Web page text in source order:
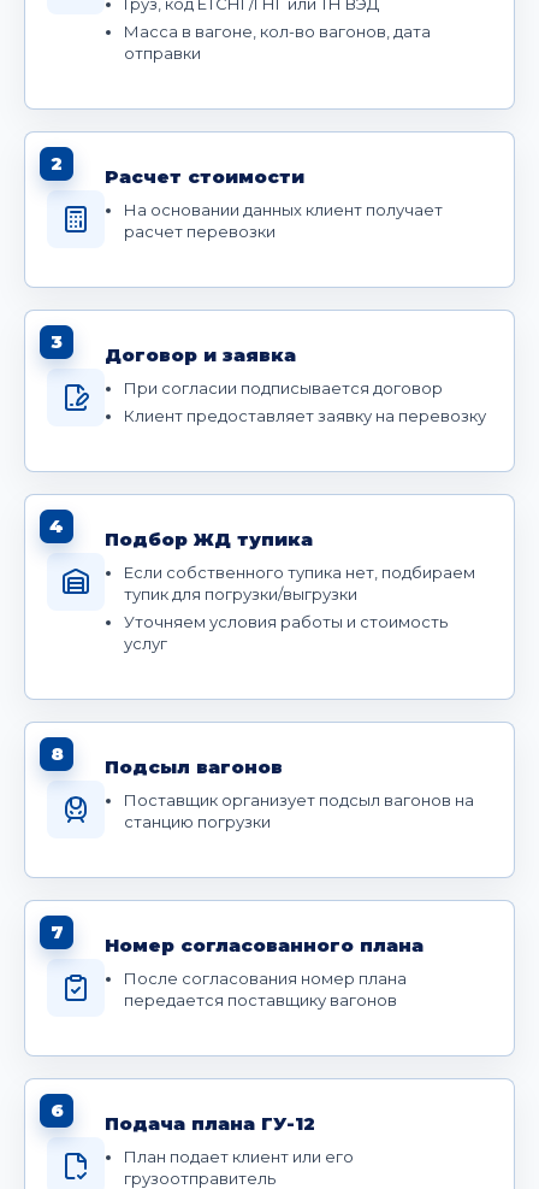
Масса в вагоне, кол-во вагонов, дата
отправки
2
Расчет стоимости
На основании данных клиент получает
расчет перевозки
3
Договор и заявка
При согласии подписывается договор
Клиент предоставляет заявку на перевозку
4
Подбор ЖД тупика
Если собственного тупика нет, подбираем
тупик для погрузки/выгрузки
Уточняем условия работы и стоимость
услуг
8
Подсыл вагонов
Поставщик организует подсыл вагонов на
станцию погрузки
7
Номер согласованного плана
После согласования номер плана
передается поставщику вагонов
6
Подача плана ГУ-12
План подает клиент или его
грузоотправитель